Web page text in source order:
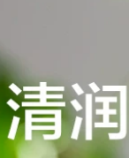
451,000
Phim Wis Eye
Crystal Larina Eye
Film 30 Miếng để
pha loãng Dark
Circles Túi mắt Fine
Line Stay All Night